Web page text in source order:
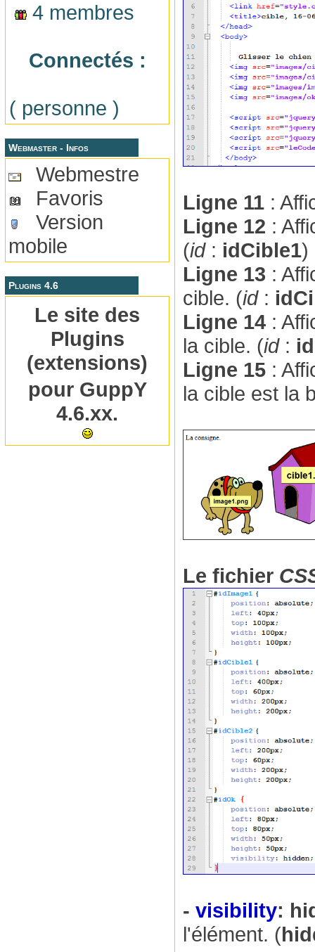
4 membres
Connectés :
( personne )
Webmaster - Infos
Webmestre
Favoris
Version
mobile
Plugins 4.6
Le site des
Plugins
(extensions)
pour GuppY
4.6.xx.
Ligne 11 :
Ligne 12 :
(id : idCible1)
Ligne 13 :
cible. (id :
Ligne 14 :
la cible. (id :
Ligne 15 :
la cible est la
Le fichier
- visibility:
l'élément. (